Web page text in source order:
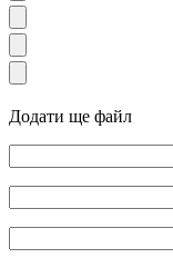
Додати ще файл